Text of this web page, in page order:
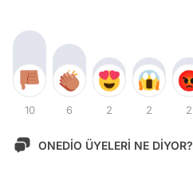
10 6 2 2 2
ONEDİO ÜYELERİ NE DİYOR?